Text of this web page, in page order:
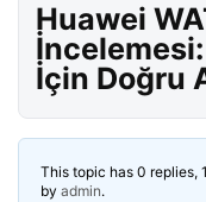
Huawei
İncelemesi:
İçin Doğru
This topic has 0 replies,
by admin.